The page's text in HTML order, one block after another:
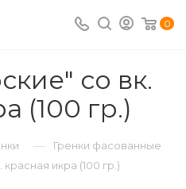
0
со вк.
(100 гр.)
— Гренки фасованные
икра (100 гр.)